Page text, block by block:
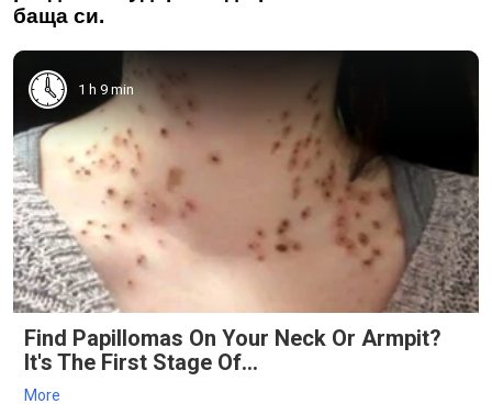
баща си.
1 h 9 min
Find Papillomas On Your Neck Or Armpit?
It's The First Stage Of...
More